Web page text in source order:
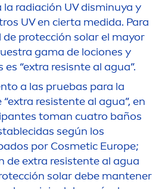
radiación UV disminuya y
UV en cierta medida. Para
protección solar el mayor
gama de lociones y
“extra resisnte al agua”.
to a las pruebas para la
resistente al agua”, en
toman cuatro baños
según los
por Cosmetic Europe;
de extra resistente al agua
solar debe mantener